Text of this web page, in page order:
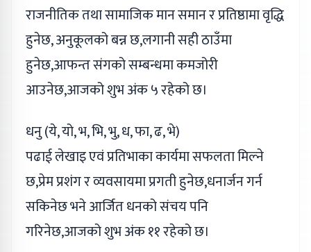
राजनीतिक तथा सामाजिक मान समान र प्रतिष्ठामा वृद्धि
हुनेछ, अनुकूलको बन्न छ,लगानी सही ठाउँमा
हुनेछ,आफन्त संगको सम्बन्धमा कमजोरी
आउनेछ,आजको शुभ अंक ५ रहेको छ।
धनु (ये, यो, भ, भि, भु, ध, फा, ढ, भे)
पढाई लेखाइ एवं प्रतिभाका कार्यमा सफलता मिल्ने
छ,प्रेम प्रशंग र व्यवसायमा प्रगती हुनेछ,धनार्जन गर्न
सकिनेछ भने आर्जित धनको संचय पनि
गरिनेछ,आजको शुभ अंक ११ रहेको छ।